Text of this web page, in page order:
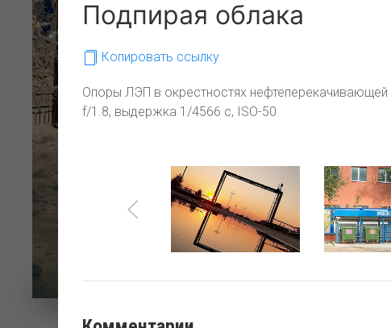
Подпирая облака
Копировать ссылку
Опоры ЛЭП в окрестностях нефтеперекачивающей
f/1.8, выдержка 1/4566 с, ISO-50